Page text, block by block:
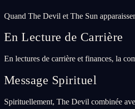
Quand The Devil et The Sun
En Lecture de Carrière
En lectures de carrière et finances, la
Message Spirituel
Spirituellement, The Devil combinée